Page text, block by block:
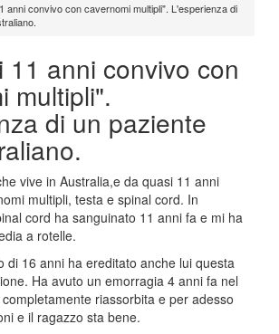
anni convivo con cavernomi multipli". L'esperienza di
11 anni convivo con
multipli".
di un paziente
vive in Australia,e da quasi 11 anni
multipli, testa e spinal cord. In
cord ha sanguinato 11 anni fa e mi ha
a rotelle.
di 16 anni ha ereditato anche lui questa
Ha avuto un emorragia 4 anni fa nel
riassorbita e per adesso
e il ragazzo sta bene.